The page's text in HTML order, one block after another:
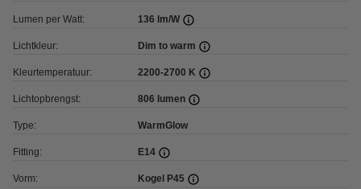
Lumen per Watt: 136 lm/W
Lichtkleur: Dim to warm
Kleurtemperatuur: 2200-2700 K
Lichtopbrengst: 806 lumen
Type: WarmGlow
Fitting: E14
Vorm: Kogel P45